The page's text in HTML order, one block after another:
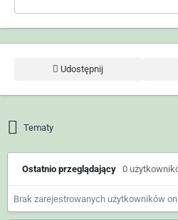
Udostępnij
Tematy
Ostatnio przeglądający 0
Brak zarejestrowanych użytkowników